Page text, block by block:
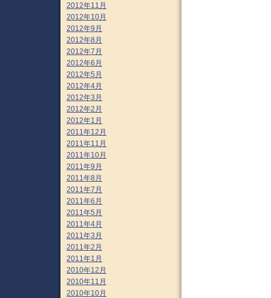
2012年11月
2012年10月
2012年9月
2012年8月
2012年7月
2012年6月
2012年5月
2012年4月
2012年3月
2012年2月
2012年1月
2011年12月
2011年11月
2011年10月
2011年9月
2011年8月
2011年7月
2011年6月
2011年5月
2011年4月
2011年3月
2011年2月
2011年1月
2010年12月
2010年11月
2010年10月